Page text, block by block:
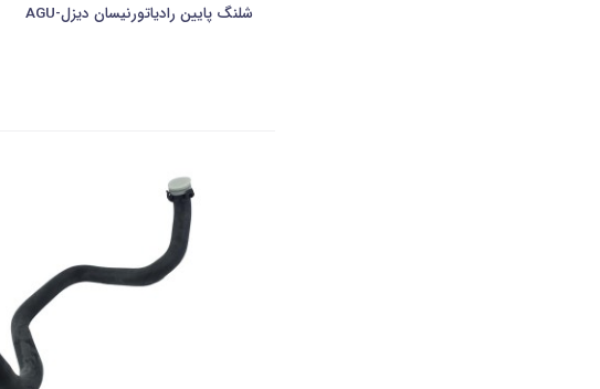
شلنگ پایین رادیاتورنیسان دیزل-AGU